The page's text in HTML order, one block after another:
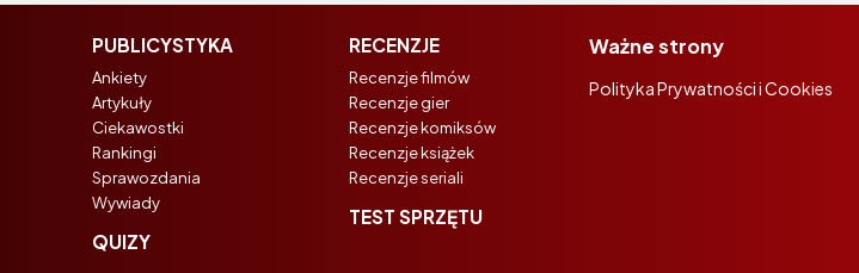
PUBLICYSTYKA
Ankiety
Artykuły
Ciekawostki
Rankingi
Sprawozdania
Wywiady
QUIZY
RECENZJE
Recenzje filmów
Recenzje gier
Recenzje komiksów
Recenzje książek
Recenzje seriali
TEST SPRZĘTU
Ważne strony
Polityka Prywatności i Cookies